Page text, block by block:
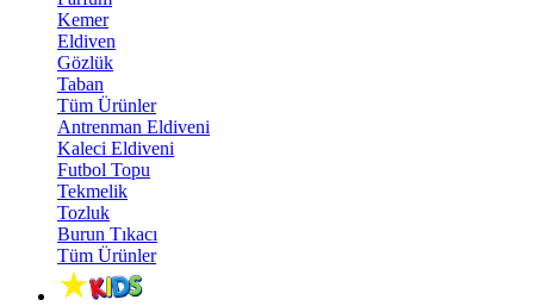
Kemer
Eldiven
Gözlük
Taban
Tüm Ürünler
Antrenman Eldiveni
Kaleci Eldiveni
Futbol Topu
Tekmelik
Tozluk
Burun Tıkacı
Tüm Ürünler